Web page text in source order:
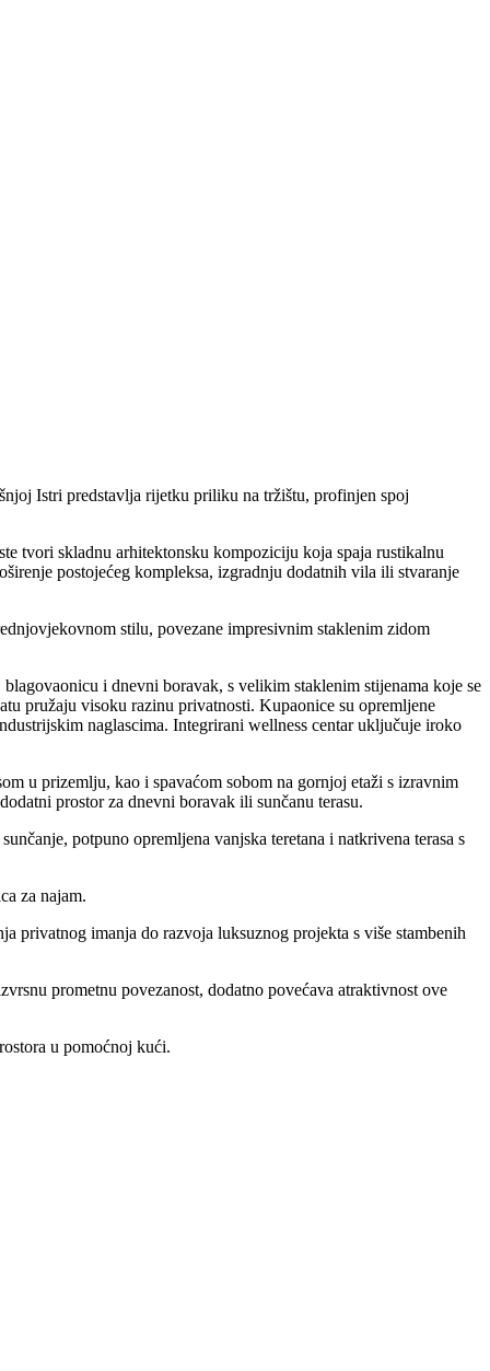
Istri predstavlja rijetku priliku na tržištu, profinjen spoj
tvori skladnu arhitektonsku kompoziciju koja spaja rustikalnu
postojećeg kompleksa, izgradnju dodatnih vila ili stvaranje
stilu, povezane impresivnim staklenim zidom
i dnevni boravak, s velikim staklenim stijenama koje se
pružaju visoku razinu privatnosti. Kupaonice su opremljene
naglascima. Integrirani wellness centar uključuje iroko
u prizemlju, kao i spavaćom sobom na gornjoj etaži s izravnim
prostor za dnevni boravak ili sunčanu terasu.
potpuno opremljena vanjska teretana i natkrivena terasa s
za najam.
privatnog imanja do razvoja luksuznog projekta s više stambenih
prometnu povezanost, dodatno povećava atraktivnost ove
u pomoćnoj kući.